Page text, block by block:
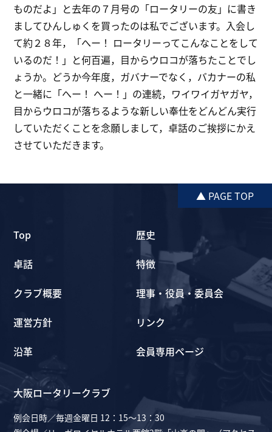
ものだよ」と去年の７月号の「ロータリーの友」に書き
ましてひんしゅくを買ったのは私でございます。入会し
て約２８年，「へー！ ロータリーってこんなことをして
いるのだ！」と何百遍，目からウロコが落ちたことでし
ょうか。どうか今年度，ガバナーでなく，バカナーの私
と一緒に「へー！ へー！」の連続，ワイワイガヤガヤ，
目からウロコが落ちるような新しい奉仕をどんどん実行
していただくことを念願しまして，卓話のご挨拶にかえ
させていただきます。
▲ PAGE TOP
Top
卓話
クラブ概要
運営方針
沿革
歴史
特徴
理事・役員・委員会
リンク
会員専用ページ
大阪ロータリークラブ
例会日時／毎週金曜日 12：15～13：30